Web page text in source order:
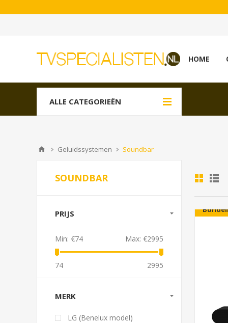
HOME
ALLE CATEGORIEËN
Geluidssystemen Soundbar
SOUNDBAR
PRIJS
Min: €74 Max: €2995
74 2995
MERK
LG (Benelux model)